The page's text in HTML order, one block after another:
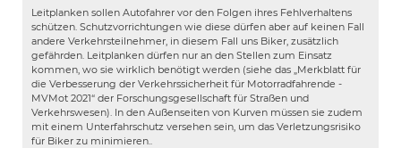
Leitplanken sollen Autofahrer vor den Folgen ihres Fehlverhaltens
schützen. Schutzvorrichtungen wie diese dürfen aber auf keinen Fall
andere Verkehrsteilnehmer, in diesem Fall uns Biker, zusätzlich
gefährden. Leitplanken dürfen nur an den Stellen zum Einsatz
kommen, wo sie wirklich benötigt werden (siehe das „Merkblatt für
die Verbesserung der Verkehrssicherheit für Motorradfahrende -
MVMot 2021“ der Forschungsgesellschaft für Straßen und
Verkehrswesen). In den Außenseiten von Kurven müssen sie zudem
mit einem Unterfahrschutz versehen sein, um das Verletzungsrisiko
für Biker zu minimieren..